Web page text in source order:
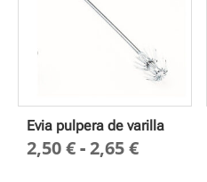
Evia pulpera de varilla
2,50€-2,65€Rango